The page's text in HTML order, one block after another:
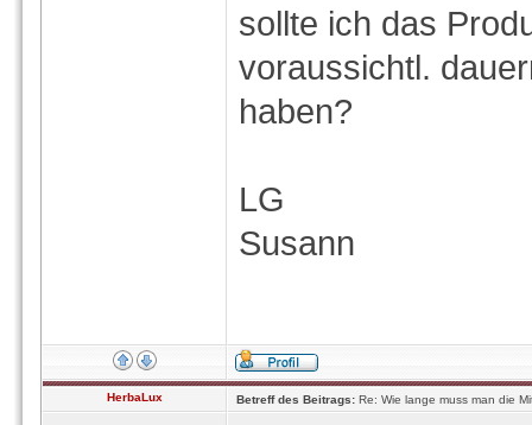
sollte ich das
voraussichtl.
haben?
LG
Susann
HerbaLux Betreff des Beitrags: Re: Wie lange muss man die